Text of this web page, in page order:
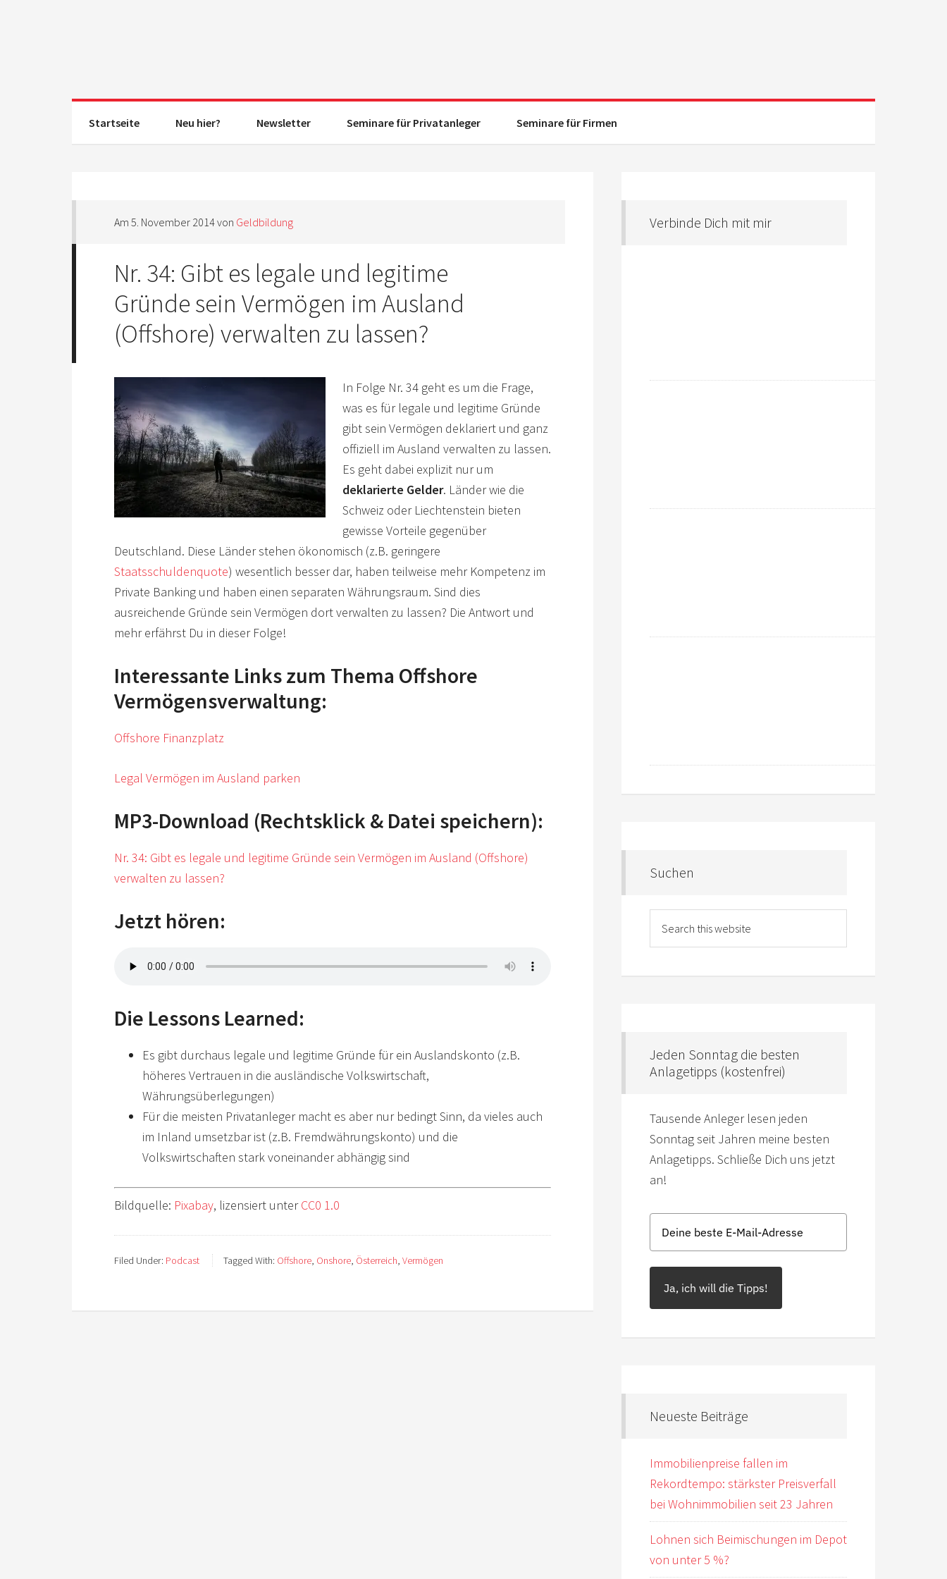
Startseite Neu hier? Newsletter Seminare für Privatanleger Seminare für Firmen
Am 5. November 2014von Geldbildung
Nr. 34: Gibt es legale und legitime
Gründe sein Vermögen im Ausland
(Offshore) verwalten zu lassen?
In Folge Nr. 34 geht es um die Frage,
was es für legale und legitime Gründe
gibt sein Vermögen deklariert und ganz
offiziell im Ausland verwalten zu lassen.
Es geht dabei explizit nur um
deklarierte Gelder. Länder wie die
Schweiz oder Liechtenstein bieten
gewisse Vorteile gegenüber
Deutschland. Diese Länder stehen ökonomisch (z.B. geringere
Staatsschuldenquote) wesentlich besser dar, haben teilweise mehr Kompetenz im
Private Banking und haben einen separaten Währungsraum. Sind dies
ausreichende Gründe sein Vermögen dort verwalten zu lassen? Die Antwort und
mehr erfährst Du in dieser Folge!
Interessante Links zum Thema Offshore
Vermögensverwaltung:
Offshore Finanzplatz
Legal Vermögen im Ausland parken
MP3-Download (Rechtsklick & Datei speichern):
Nr. 34: Gibt es legale und legitime Gründe sein Vermögen im Ausland (Offshore)
verwalten zu lassen?
Jetzt hören:
Die Lessons Learned:
Es gibt durchaus legale und legitime Gründe für ein Auslandskonto (z.B.
höheres Vertrauen in die ausländische Volkswirtschaft,
Währungsüberlegungen)
Für die meisten Privatanleger macht es aber nur bedingt Sinn, da vieles auch
im Inland umsetzbar ist (z.B. Fremdwährungskonto) und die
Volkswirtschaften stark voneinander abhängig sind
Bildquelle: Pixabay, lizensiert unterCC0 1.0
Filed Under: Podcast Tagged With: Offshore, Onshore, Österreich, Vermögen
Verbinde Dich mit mir
Suchen
Jeden Sonntag die besten
Anlagetipps (kostenfrei)
Tausende Anleger lesen jeden
Sonntag seit Jahren meine besten
Anlagetipps. Schließe Dich uns jetzt
an!
Ja, ich will die Tipps!
Neueste Beiträge
Immobilienpreise fallen im
Rekordtempo: stärkster Preisverfall
bei Wohnimmobilien seit 23 Jahren
Lohnen sich Beimischungen im Depot
von unter 5 %?